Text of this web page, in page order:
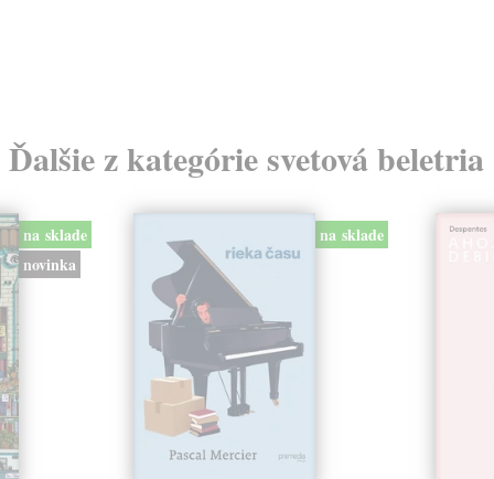
Ďalšie z kategórie svetová beletria
na sklade
novinka
na sklade